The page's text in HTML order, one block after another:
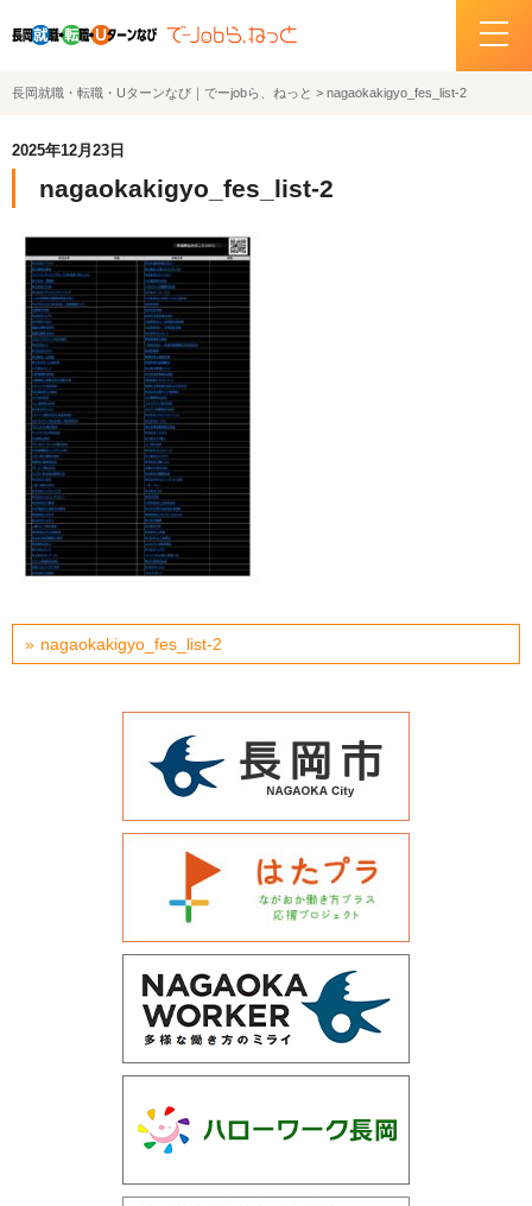
ホーム
企業・求人情報
サポートデスクの紹介
お問い合わせ
関連機関リンク
サイトポリシー
プライバシーポリシー
運営会社について
長岡就職・転職・Uターンなび｜でーjobら、ねっと > nagaokakigyo_fes_list-2
2025年12月23日
nagaokakigyo_fes_list-2
nagaokakigyo_fes_list-2